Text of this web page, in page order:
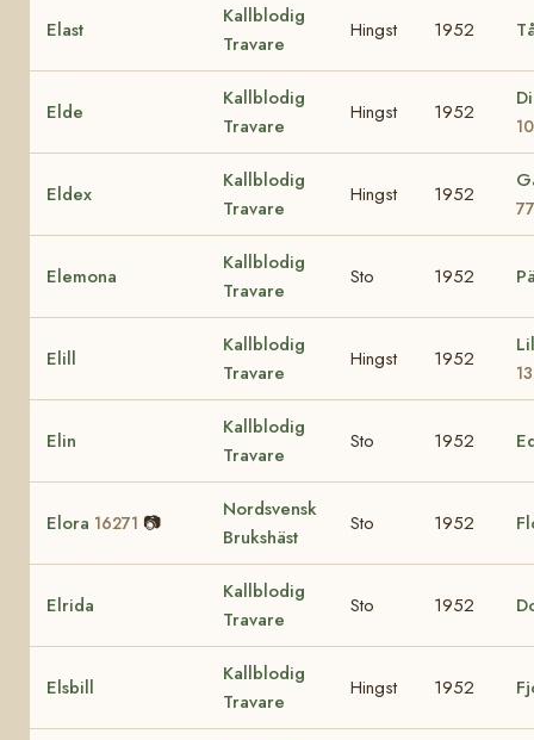
Elast
Kallblodig
Travare
Hingst 1952
Elde
Kallblodig
Travare
Hingst 1952
Eldex
Kallblodig
Travare
Hingst 1952
Elemona
Kallblodig
Travare
Sto 1952
Elill
Kallblodig
Travare
Hingst 1952
Elin
Kallblodig
Travare
Sto 1952
Elora 16271 📷
Nordsvensk
Brukshäst
Sto 1952
Elrida
Kallblodig
Travare
Sto 1952
Elsbill
Kallblodig
Travare
Hingst 1952